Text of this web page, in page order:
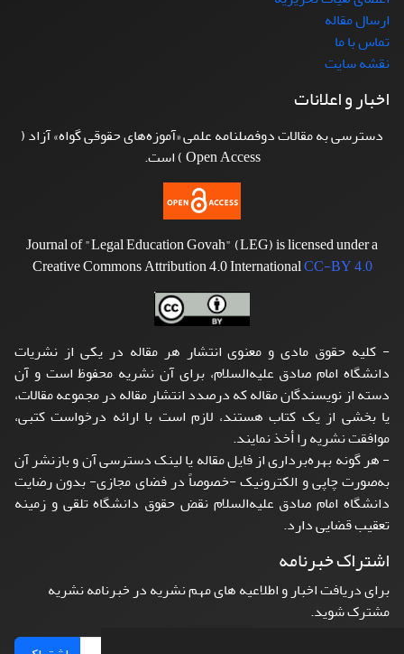
ارسال مقاله
تماس با ما
نقشه سایت
اخبار و اعلانات
دسترسی به مقالات دوفصلنامه علمی «آموزه‌های حقوقی گواه» آزاد (
Open Access ) است.
Journal of "Legal Education Govah" (LEG) is licensed under a
Creative Commons Attribution 4.0 InternationalCC-BY 4.0
- کلیه حقوق مادی و معنوی انتشار هر مقاله در یکی از نشریات
دانشگاه امام صادق علیه‌السلام، برای آن نشریه محفوظ است و آن
دسته از نویسندگان مقاله که درصدد انتشار مقاله در مجموعه مقالات،
یا بخشی از یک کتاب هستند، لازم است با ارائه درخواست کتبی،
موافقت نشریه را أخذ نمایند.
- هر گونه بهره‌برداری از فایل مقاله یا لینک دسترسی آن و بازنشر آن
به‌صورت چاپی و الکترونیک -خصوصاً در فضای مجازی- بدون رضایت
دانشگاه امام صادق علیه‌السلام نقض حقوق دانشگاه تلقی و زمینه
تعقیب قضایی دارد.
اشتراک خبرنامه
برای دریافت اخبار و اطلاعیه های مهم نشریه در خبرنامه نشریه
مشترک شوید.